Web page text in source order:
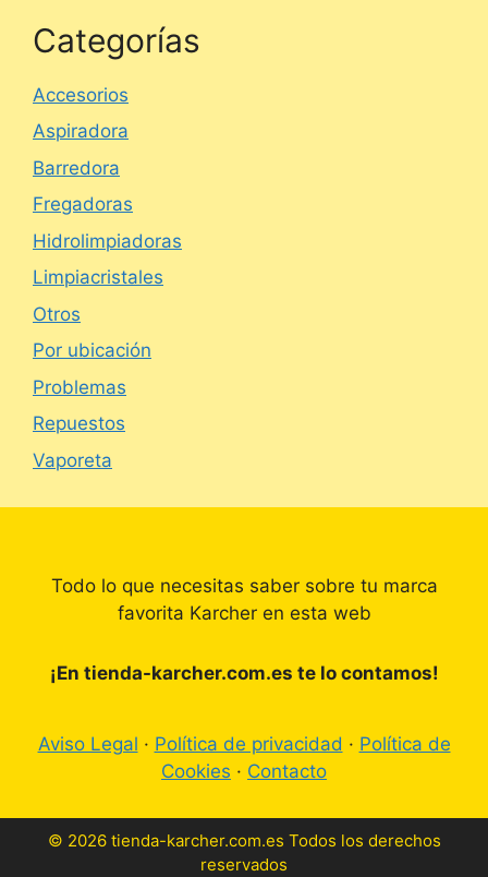
Categorías
Accesorios
Aspiradora
Barredora
Fregadoras
Hidrolimpiadoras
Limpiacristales
Otros
Por ubicación
Problemas
Repuestos
Vaporeta
Todo lo que necesitas saber sobre tu marca
favorita Karcher en esta web
¡En tienda-karcher.com.es te lo contamos!
Aviso Legal · Política de privacidad · Política de
Cookies · Contacto
© 2026 tienda-karcher.com.es Todos los derechos
reservados